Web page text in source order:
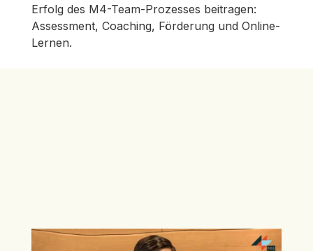
Erfolg des M4-Team-Prozesses beitragen:
Assessment, Coaching, Förderung und Online-
Lernen.